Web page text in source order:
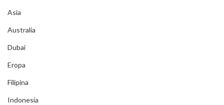
Asia
Australia
Dubai
Eropa
Filipina
Indonesia